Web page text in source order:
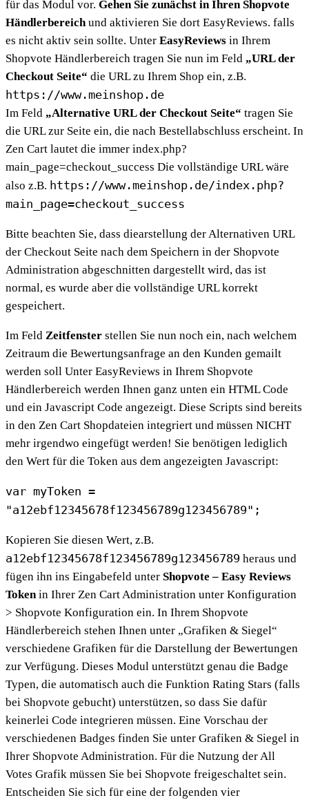
für das Modul vor. Gehen Sie zunächst in Ihren Shopvote
Händlerbereichund aktivieren Sie dort EasyReviews. falls
es nicht aktiv sein sollte. Unter EasyReviews in Ihrem
Shopvote Händlerbereich tragen Sie nun im Feld „URL der
Checkout Seite“ die URL zu Ihrem Shop ein, z.B.
https://www.meinshop.de
Im Feld „Alternative URL der Checkout Seite“ tragen Sie
die URL zur Seite ein, die nach Bestellabschluss erscheint. In
Zen Cart lautet die immer index.php?
main_page=checkout_success Die vollständige URL wäre
also z.B. https://www.meinshop.de/index.php?
main_page=checkout_success
Bitte beachten Sie, dass diearstellung der Alternativen URL
der Checkout Seite nach dem Speichern in der Shopvote
Administration abgeschnitten dargestellt wird, das ist
normal, es wurde aber die vollständige URL korrekt
gespeichert.
Im Feld Zeitfenster stellen Sie nun noch ein, nach welchem
Zeitraum die Bewertungsanfrage an den Kunden gemailt
werden soll Unter EasyReviews in Ihrem Shopvote
Händlerbereich werden Ihnen ganz unten ein HTML Code
und ein Javascript Code angezeigt. Diese Scripts sind bereits
in den Zen Cart Shopdateien integriert und müssen NICHT
mehr irgendwo eingefügt werden! Sie benötigen lediglich
den Wert für die Token aus dem angezeigten Javascript:
var myToken =
"a12ebf12345678f123456789g123456789";
Kopieren Sie diesen Wert, z.B.
a12ebf12345678f123456789g123456789 heraus und
fügen ihn ins Eingabefeld unter Shopvote – Easy Reviews
Tokenin Ihrer Zen Cart Administration unter Konfiguration
> Shopvote Konfiguration ein. In Ihrem Shopvote
Händlerbereich stehen Ihnen unter „Grafiken & Siegel“
verschiedene Grafiken für die Darstellung der Bewertungen
zur Verfügung. Dieses Modul unterstützt genau die Badge
Typen, die automatisch auch die Funktion Rating Stars (falls
bei Shopvote gebucht) unterstützen, so dass Sie dafür
keinerlei Code integrieren müssen. Eine Vorschau der
verschiedenen Badges finden Sie unter Grafiken & Siegel in
Ihrer Shopvote Administration. Für die Nutzung der All
Votes Grafik müssen Sie bei Shopvote freigeschaltet sein.
Entscheiden Sie sich für eine der folgenden vier